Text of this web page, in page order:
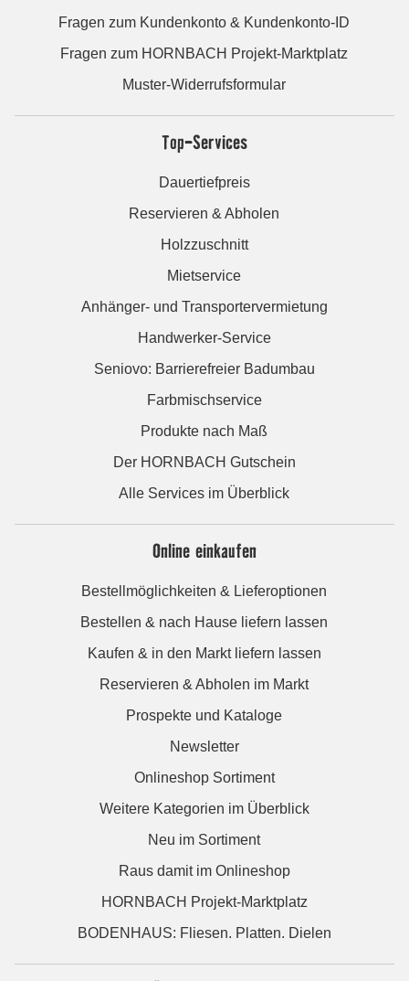
Fragen zum Kundenkonto & Kundenkonto-ID
Fragen zum HORNBACH Projekt-Marktplatz
Muster-Widerrufsformular
Top-Services
Dauertiefpreis
Reservieren & Abholen
Holzzuschnitt
Mietservice
Anhänger- und Transportervermietung
Handwerker-Service
Seniovo: Barrierefreier Badumbau
Farbmischservice
Produkte nach Maß
Der HORNBACH Gutschein
Alle Services im Überblick
Online einkaufen
Bestellmöglichkeiten & Lieferoptionen
Bestellen & nach Hause liefern lassen
Kaufen & in den Markt liefern lassen
Reservieren & Abholen im Markt
Prospekte und Kataloge
Newsletter
Onlineshop Sortiment
Weitere Kategorien im Überblick
Neu im Sortiment
Raus damit im Onlineshop
HORNBACH Projekt-Marktplatz
BODENHAUS: Fliesen. Platten. Dielen